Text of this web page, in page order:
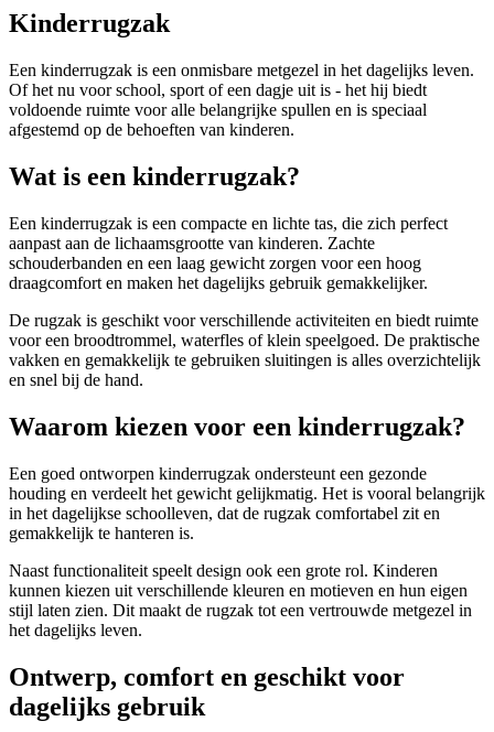
Kinderrugzak
Een kinderrugzak is een onmisbare metgezel in het dagelijks leven.
Of het nu voor school, sport of een dagje uit is - het hij biedt
voldoende ruimte voor alle belangrijke spullen en is speciaal
afgestemd op de behoeften van kinderen.
Wat is een kinderrugzak?
Een kinderrugzak is een compacte en lichte tas, die zich perfect
aanpast aan de lichaamsgrootte van kinderen. Zachte
schouderbanden en een laag gewicht zorgen voor een hoog
draagcomfort en maken het dagelijks gebruik gemakkelijker.
De rugzak is geschikt voor verschillende activiteiten en biedt ruimte
voor een broodtrommel, waterfles of klein speelgoed. De praktische
vakken en gemakkelijk te gebruiken sluitingen is alles overzichtelijk
en snel bij de hand.
Waarom kiezen voor een kinderrugzak?
Een goed ontworpen kinderrugzak ondersteunt een gezonde
houding en verdeelt het gewicht gelijkmatig. Het is vooral belangrijk
in het dagelijkse schoolleven, dat de rugzak comfortabel zit en
gemakkelijk te hanteren is.
Naast functionaliteit speelt design ook een grote rol. Kinderen
kunnen kiezen uit verschillende kleuren en motieven en hun eigen
stijl laten zien. Dit maakt de rugzak tot een vertrouwde metgezel in
het dagelijks leven.
Ontwerp, comfort en geschikt voor
dagelijks gebruik